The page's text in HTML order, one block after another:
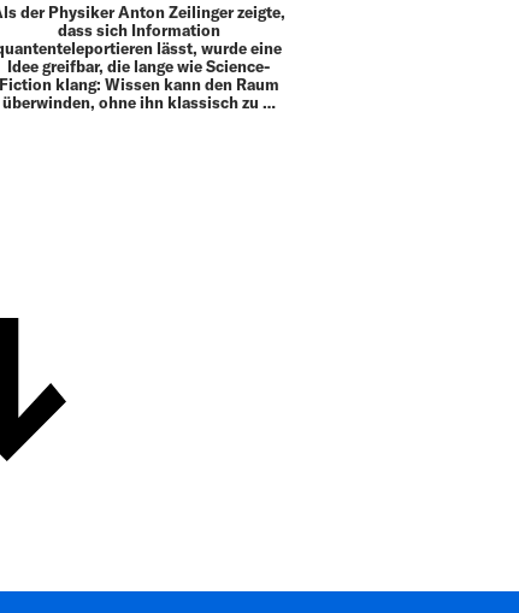
der Physiker Anton ­Zeilinger zeigte,
dass sich Information
lässt, wurde eine
Idee greifbar, die lange wie Science-
Fiction klang: Wissen kann den Raum
überwinden, ohne ihn klassisch zu …